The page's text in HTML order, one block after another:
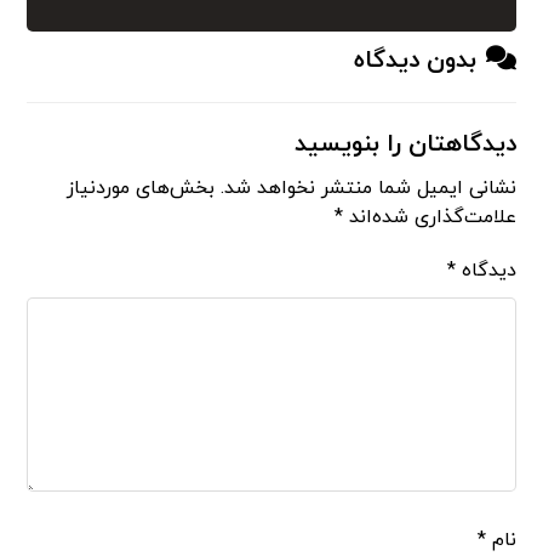
بدون دیدگاه
دیدگاهتان را بنویسید
نشانی ایمیل شما منتشر نخواهد شد. بخش‌های موردنیاز
علامت‌گذاری شده‌اند*
دیدگاه*
نام*